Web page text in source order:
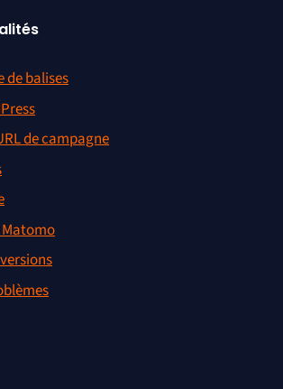
de balises
de campagne